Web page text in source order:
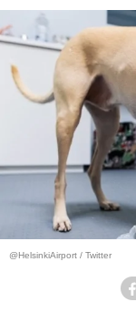
@HelsinkiAirport / Twitter